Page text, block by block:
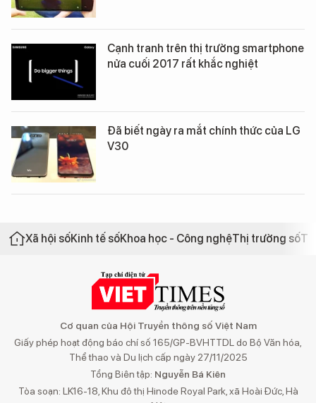
Cạnh tranh trên thị trường smartphone
nửa cuối 2017 rất khắc nghiệt
Đã biết ngày ra mắt chính thức của LG
V30
Xã hội sốKinh tế sốKhoa học - Công nghệThị trường số
Cơ quan của Hội Truyền thông số Việt Nam
Giấy phép hoạt động báo chí số 165/GP-BVHTTDL do Bộ Văn hóa,
Thể thao và Du lịch cấp ngày 27/11/2025
Tổng Biên tập: Nguyễn Bá Kiên
Tòa soạn: LK16-18, Khu đô thị Hinode Royal Park, xã Hoài Đức, Hà